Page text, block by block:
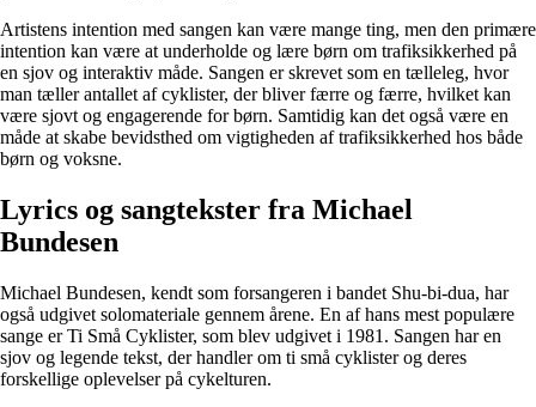
Artistens intention med sangen kan være mange ting, men den primære
intention kan være at underholde og lære børn om trafiksikkerhed på
en sjov og interaktiv måde. Sangen er skrevet som en tælleleg, hvor
man tæller antallet af cyklister, der bliver færre og færre, hvilket kan
være sjovt og engagerende for børn. Samtidig kan det også være en
måde at skabe bevidsthed om vigtigheden af trafiksikkerhed hos både
børn og voksne.
Lyrics og sangtekster fra Michael
Bundesen
Michael Bundesen, kendt som forsangeren i bandet Shu-bi-dua, har
også udgivet solomateriale gennem årene. En af hans mest populære
sange er Ti Små Cyklister, som blev udgivet i 1981. Sangen har en
sjov og legende tekst, der handler om ti små cyklister og deres
forskellige oplevelser på cykelturen.